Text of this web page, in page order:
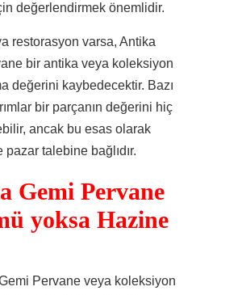
değerlendirmek önemlidir.
restorasyon varsa, Antika
bir antika veya koleksiyon
değerini kaybedecektir. Bazı
bir parçanın değerini hiç
ancak bu esas olarak
talebine bağlıdır.
Gemi Pervane
yoksa Hazine
Pervane veya koleksiyon